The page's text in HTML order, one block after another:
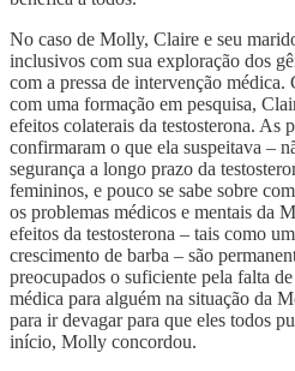
No caso de Molly, Claire e seu
inclusivos com sua exploração dos
com a pressa de intervenção
com uma formação em pesquisa,
efeitos colaterais da testosterona. As
confirmaram o que ela suspeitava –
segurança a longo prazo da
femininos, e pouco se sabe sobre
os problemas médicos e mentais da
efeitos da testosterona – tais como
crescimento de barba – são
preocupados o suficiente pela falta
médica para alguém na situação da
para ir devagar para que eles todos
início, Molly concordou.